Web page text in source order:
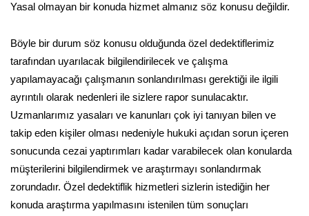
Yasal olmayan bir konuda hizmet almanız söz konusu değildir.
Böyle bir durum söz konusu olduğunda özel dedektiflerimiz
tarafından uyarılacak bilgilendirilecek ve çalışma
yapılamayacağı çalışmanın sonlandırılması gerektiği ile ilgili
ayrıntılı olarak nedenleri ile sizlere rapor sunulacaktır.
Uzmanlarımız yasaları ve kanunları çok iyi tanıyan bilen ve
takip eden kişiler olması nedeniyle hukuki açıdan sorun içeren
sonucunda cezai yaptırımları kadar varabilecek olan konularda
müşterilerini bilgilendirmek ve araştırmayı sonlandırmak
zorundadır. Özel dedektiflik hizmetleri sizlerin istediğin her
konuda araştırma yapılmasını istenilen tüm sonuçları